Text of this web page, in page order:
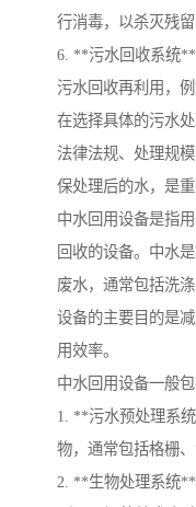
行消毒，以杀灭残留
6. **污水回收系统
污水回收再利用，
在选择具体的污水
法律法规、处理规
保处理后的水，是重
中水回用设备是指
回收的设备。中水
废水，通常包括洗
设备的主要目的是
用效率。
中水回用设备一般
1. **污水预处理系
物，通常包括格栅、
2. **生物处理系统